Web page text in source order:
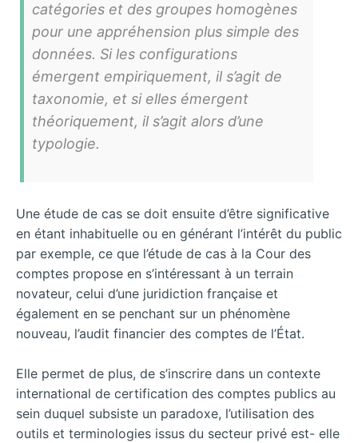
catégories et des groupes homogènes
pour une appréhension plus simple des
données. Si les configurations
émergent empiriquement, il s’agit de
taxonomie, et si elles émergent
théoriquement, il s’agit alors d’une
typologie.
Une étude de cas se doit ensuite d’être significative
en étant inhabituelle ou en générant l’intérêt du public
par exemple, ce que l’étude de cas à la Cour des
comptes propose en s’intéressant à un terrain
novateur, celui d’une juridiction française et
également en se penchant sur un phénomène
nouveau, l’audit financier des comptes de l’État.
Elle permet de plus, de s’inscrire dans un contexte
international de certification des comptes publics au
sein duquel subsiste un paradoxe, l’utilisation des
outils et terminologies issus du secteur privé est- elle